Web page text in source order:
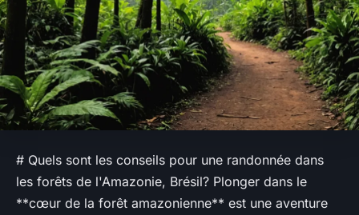
# Quels sont les conseils pour une randonnée dans
les forêts de l'Amazonie, Brésil? Plonger dans le
**cœur de la forêt amazonienne** est une aventure